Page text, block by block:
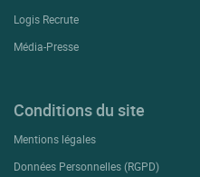
Logis Recrute
Média-Presse
Conditions du site
Mentions légales
Données Personnelles (RGPD)